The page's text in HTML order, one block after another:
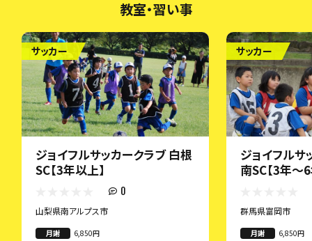
教室・習い事
サッカー
ジョイフルサッカークラブ 白根
SC【3年以上】
0
山梨県南アルプス市
月謝
6,850円
サッカー
ジョイフルサ
南SC【3年～6
群馬県富岡市
月謝
6,850円